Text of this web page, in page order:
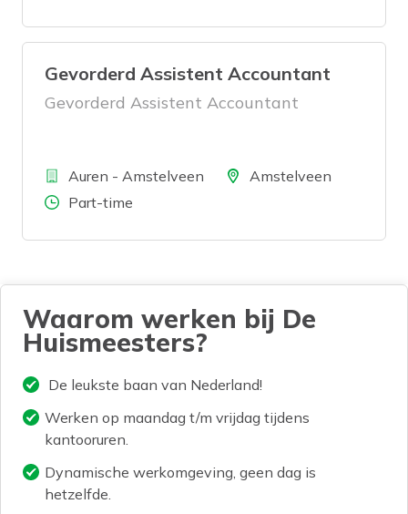
Gevorderd Assistent Accountant
Gevorderd Assistent Accountant
BedrijfAuren - Amstelveen LocatieAmstelveen
Aantal uren
Part-time
Waarom werken bij De
Huismeesters?
De leukste baan van Nederland!
Werken op maandag t/m vrijdag tijdens
kantooruren.
Dynamische werkomgeving, geen dag is
hetzelfde.